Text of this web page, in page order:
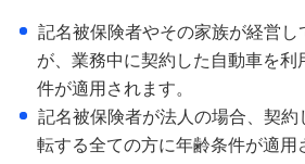
記名被保険者やその家族が経営し
が、業務中に契約した自動車を利
件が適用されます。
記名被保険者が法人の場合、契約
転する全ての方に年齢条件が適用